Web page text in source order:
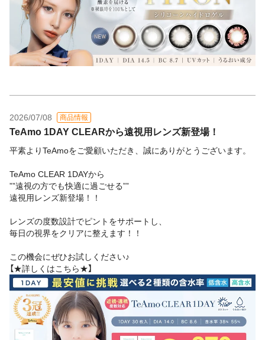
2026/07/08 商品情報
TeAmo 1DAY CLEARから遠視用レンズ新登場！
平素よりTeAmoをご愛顧いただき、誠にありがとうございます。
TeAmo CLEAR 1DAYから
””遠視の方でも快適に過ごせる””
遠視用レンズ新登場！！
レンズの度数設計でピントをサポートし、
毎日の視界をクリアに整えます！！
この機会にぜひお試しください♪
【★詳しくはこちら★】